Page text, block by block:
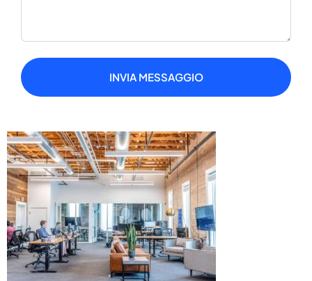
INVIA MESSAGGIO